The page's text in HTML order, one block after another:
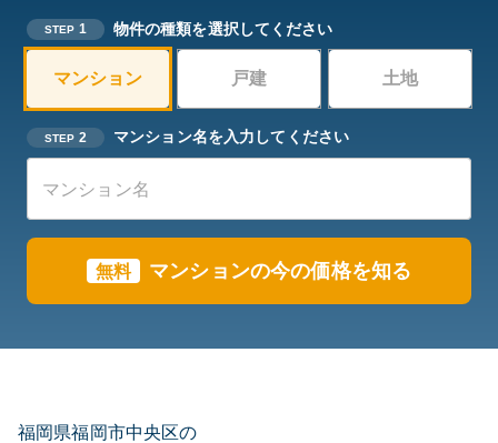
STEP 1 物件の種類を選択してください
マンション 戸建 土地
STEP 2 マンション名を入力してください
無料 マンションの今の価格を知る
福岡県福岡市中央区の